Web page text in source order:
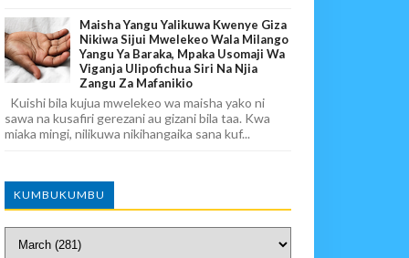
Maisha Yangu Yalikuwa Kwenye Giza
Nikiwa Sijui Mwelekeo Wala Milango
Yangu Ya Baraka, Mpaka Usomaji Wa
Viganja Ulipofichua Siri Na Njia
Zangu Za Mafanikio
Kuishi bila kujua mwelekeo wa maisha yako ni
sawa na kusafiri gerezani au gizani bila taa. Kwa
miaka mingi, nilikuwa nikihangaika sana kuf...
KUMBUKUMBU